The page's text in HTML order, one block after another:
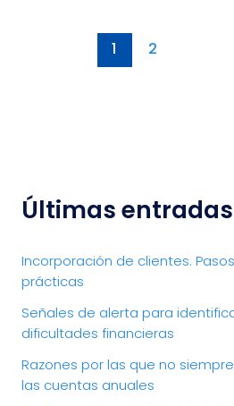
1 2
Últimas entradas
Incorporación de clientes.
prácticas
Señales de alerta para
dificultades financieras
Razones por las que no
las cuentas anuales